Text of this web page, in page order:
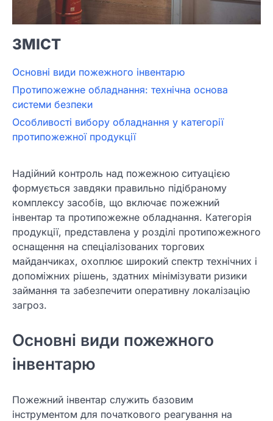
ЗМІСТ
Основні види пожежного інвентарю
Протипожежне обладнання: технічна основа
системи безпеки
Особливості вибору обладнання у категорії
протипожежної продукції
Надійний контроль над пожежною ситуацією
формується завдяки правильно підібраному
комплексу засобів, що включає пожежний
інвентар та протипожежне обладнання. Категорія
продукції, представлена у розділі протипожежного
оснащення на спеціалізованих торгових
майданчиках, охоплює широкий спектр технічних і
допоміжних рішень, здатних мінімізувати ризики
займання та забезпечити оперативну локалізацію
загроз.
Основні види пожежного
інвентарю
Пожежний інвентар служить базовим
інструментом для початкового реагування на